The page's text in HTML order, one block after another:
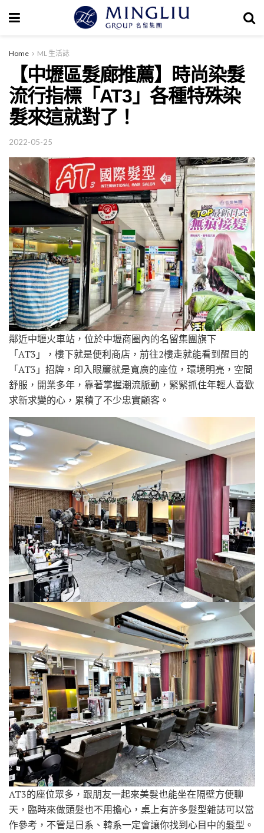
Home ML 生活誌
【中壢區髮廊推薦】時尚染髮
流行指標「AT3」各種特殊染
髮來這就對了！
2022-05-25
鄰近中壢火車站，位於中壢商圈內的名留集團旗下
「AT3」，樓下就是便利商店，前往2樓走就能看到醒目的
「AT3」招牌，印入眼簾就是寬廣的座位，環境明亮，空間
舒服，開業多年，靠著掌握潮流脈動，緊緊抓住年輕人喜歡
求新求變的心，累積了不少忠實顧客。
AT3的座位眾多，跟朋友一起來美髮也能坐在隔壁方便聊
天，臨時來做頭髮也不用擔心，桌上有許多髮型雜誌可以當
作參考，不管是日系、韓系一定會讓你找到心目中的髮型。